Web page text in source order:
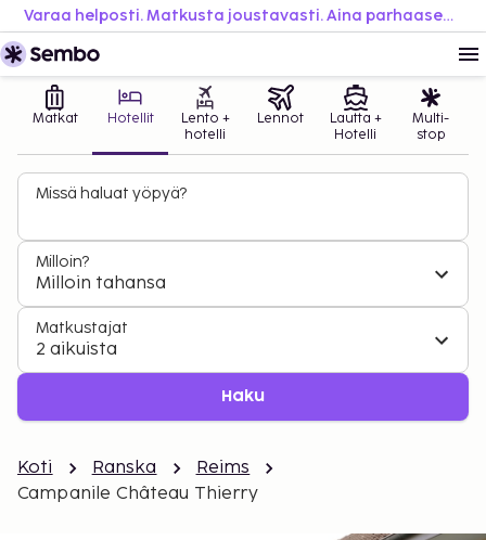
Varaa helposti. Matkusta joustavasti. Aina parhaaseen hintaan.
Matkat Hotellit
Lento +
hotelli
Lennot
Lautta +
Hotelli
Multi-
stop
Missä haluat yöpyä?
Milloin?
Milloin tahansa
Matkustajat
2 aikuista
Haku
Koti Ranska
Reims
Campanile Château Thierry